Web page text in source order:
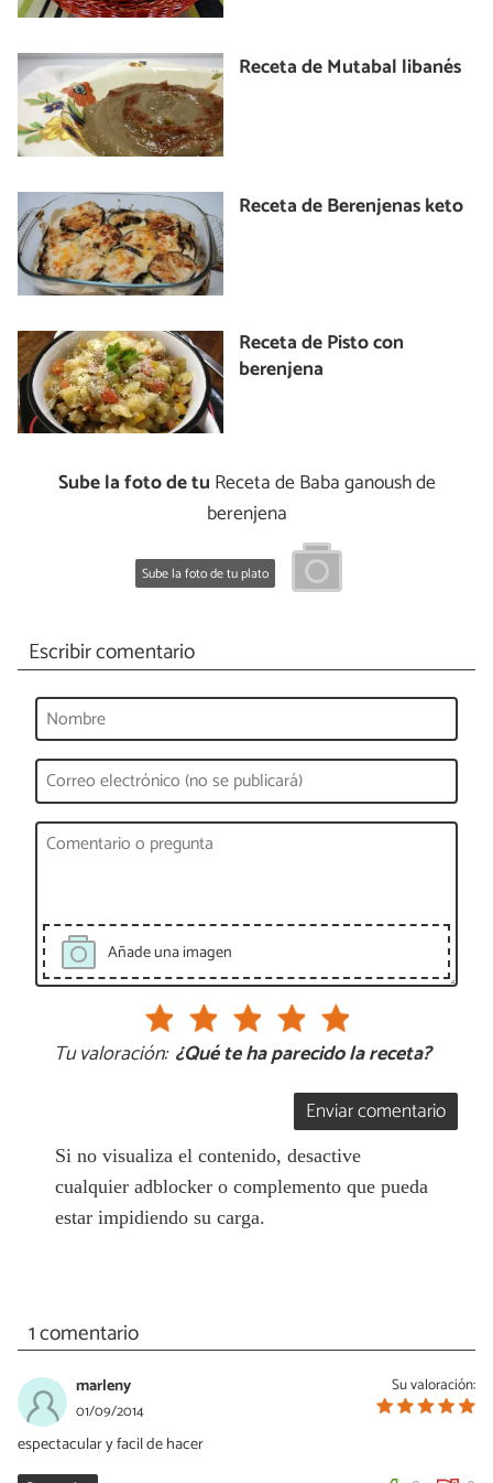
Receta de Mutabal libanés
Receta de Berenjenas keto
Receta de Pisto con
berenjena
Sube la foto de tu Receta de Baba ganoush de
berenjena
Sube la foto de tu plato
Escribir comentario
Añade una imagen
Tu valoración: ¿Qué te ha parecido la receta?
Enviar comentario
Si no visualiza el contenido, desactive
cualquier adblocker o complemento que pueda
estar impidiendo su carga.
1 comentario
Su valoración:
marleny
01/09/2014
espectacular y facil de hacer